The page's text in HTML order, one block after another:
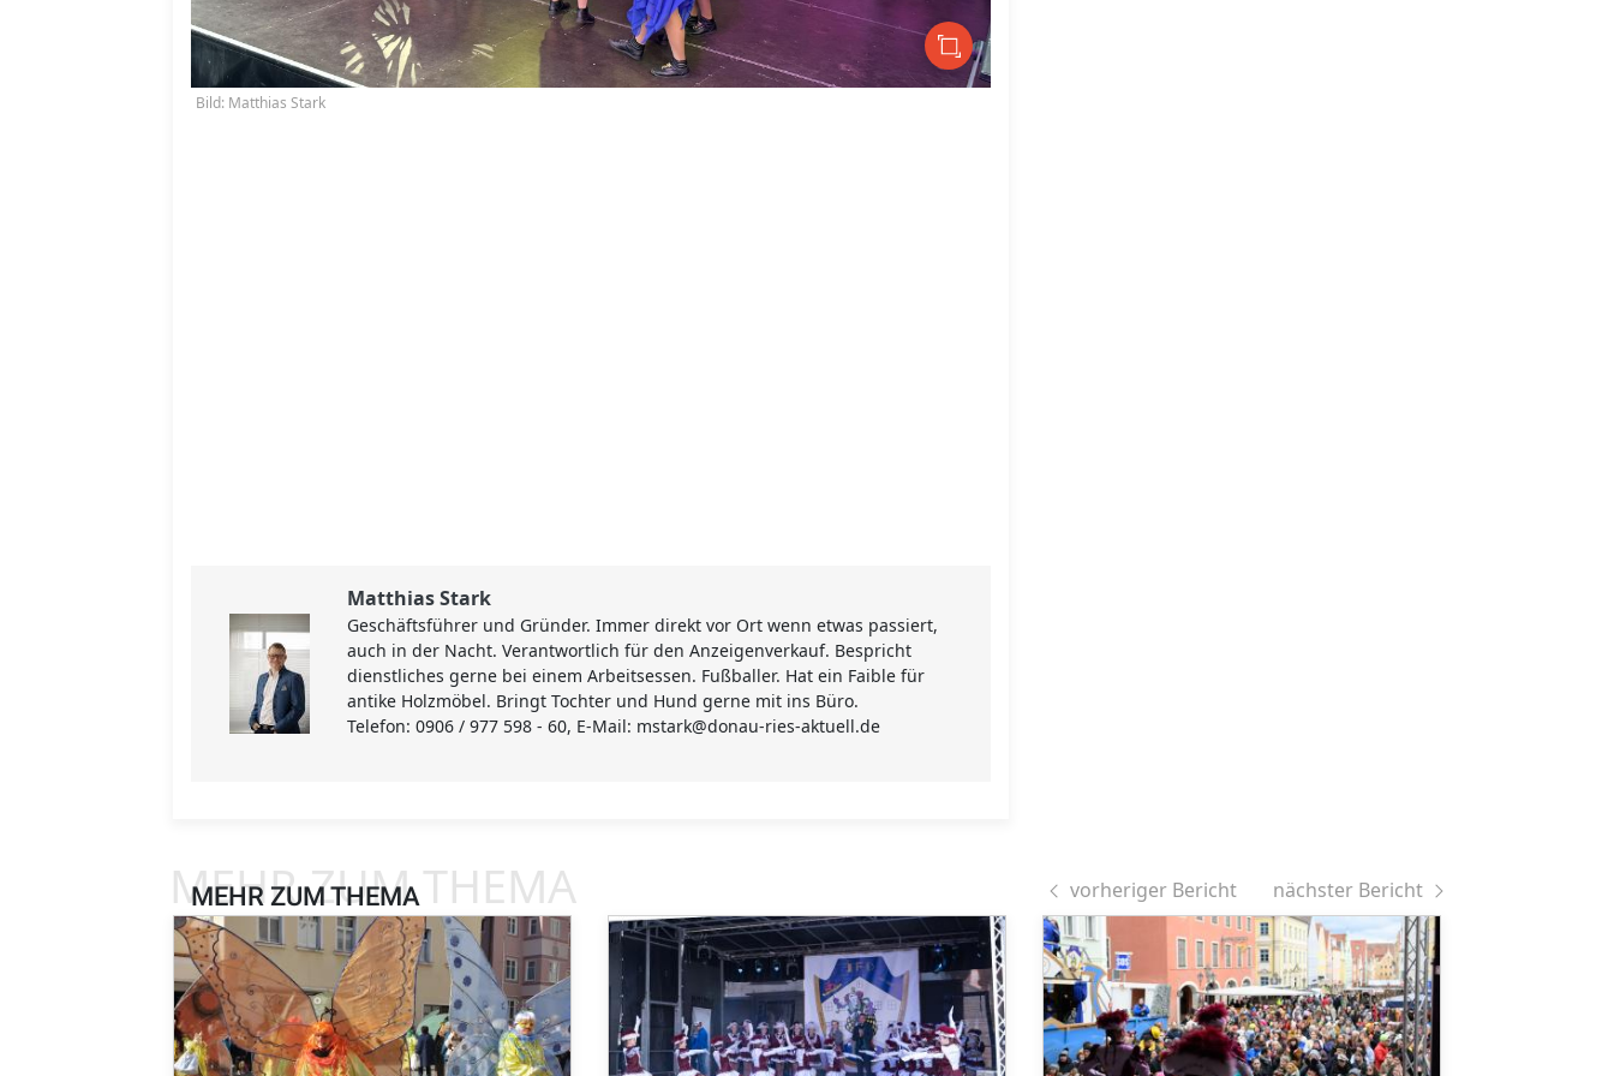
Bild: Matthias Stark
Matthias Stark
Geschäftsführer und Gründer. Immer direkt vor Ort wenn etwas passiert,
auch in der Nacht. Verantwortlich für den Anzeigenverkauf. Bespricht
dienstliches gerne bei einem Arbeitsessen. Fußballer. Hat ein Faible für
antike Holzmöbel. Bringt Tochter und Hund gerne mit ins Büro.
Telefon: 0906 / 977 598 - 60, E-Mail: mstark@donau-ries-aktuell.de
MEHR ZUM THEMA
MEHR ZUM THEMA vorheriger Bericht nächster Bericht